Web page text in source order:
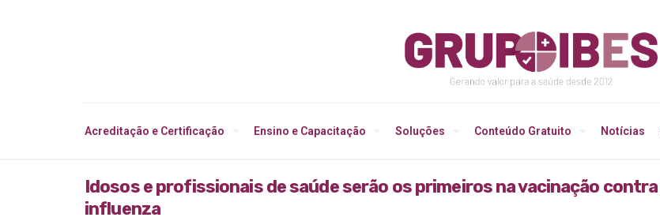
Acreditação e Certificação Ensino e Capacitação Soluções Conteúdo Gratuito Notícias
Idosos e profissionais de saúde serão os primeiros na vacinação contra
influenza